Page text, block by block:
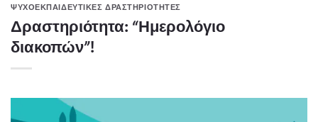
ΨΥΧΟΕΚΠΑΙΔΕΥΤΙΚΈΣ ΔΡΑΣΤΗΡΙΌΤΗΤΕΣ
Δραστηριότητα: “Ημερολόγιο
διακοπών”!